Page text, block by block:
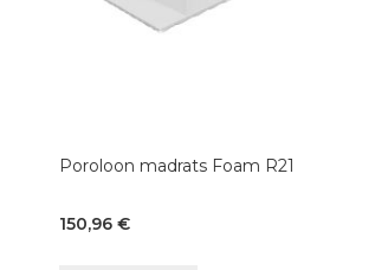
Poroloon madrats Foam R21
150,96 €